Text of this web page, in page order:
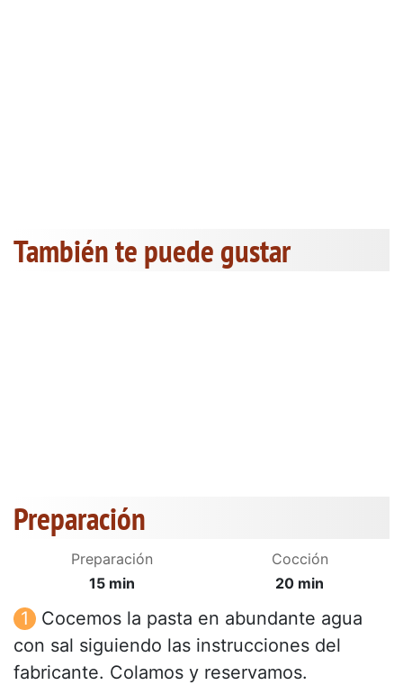
También te puede gustar
Preparación
Preparación
15 min
Cocción
20 min
Cocemos la pasta en abundante agua
con sal siguiendo las instrucciones del
fabricante. Colamos y reservamos.